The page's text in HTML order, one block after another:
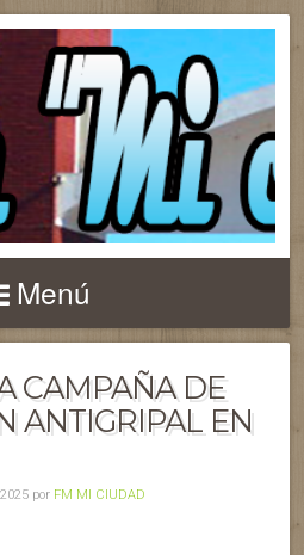
Menú
CAMPAÑA DE
ANTIGRIPAL EN
por FM MI CIUDAD